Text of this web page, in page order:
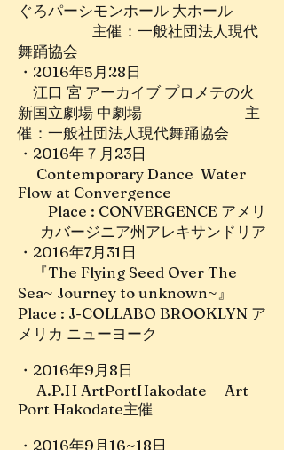
ぐろパーシモンホール 大ホール
主催：一般社団法人現代
舞踊協会
・2016年5月28日
江口 宮 アーカイブ プロメテの火
新国立劇場 中劇場 主
催：一般社団法人現代舞踊協会
・2016年７月23日
Contemporary Dance Water
Flow at Convergence
Place : CONVERGENCE アメリ
カバージニア州アレキサンドリア
・2016年7月31日
『The Flying Seed Over The
Sea~ Journey to unknown~』
Place : J-COLLABO BROOKLYN ア
メリカ ニューヨーク
・2016年9月8日
A.P.H ArtPortHakodate Art
Port Hakodate主催
・2016年9月16~18日